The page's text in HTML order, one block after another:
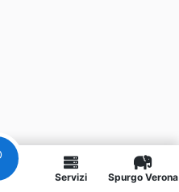
Servizi Spurgo Verona